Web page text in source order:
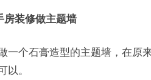
房装修做主题墙
一个石膏造型的主题墙，在原
以。